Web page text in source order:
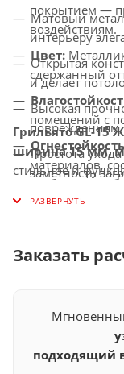
покрытием —
воздействиям.
Цвет:
сдержанный
помещений с
материалов,
требованиям
Матовый
интерьеру
Открытая
и делает
Высокая
повреждениям,
Простота
заметность
Грильято GL-15
ширина 15 мм,
стильное и
любого интерьера.
Заказать
подходящий